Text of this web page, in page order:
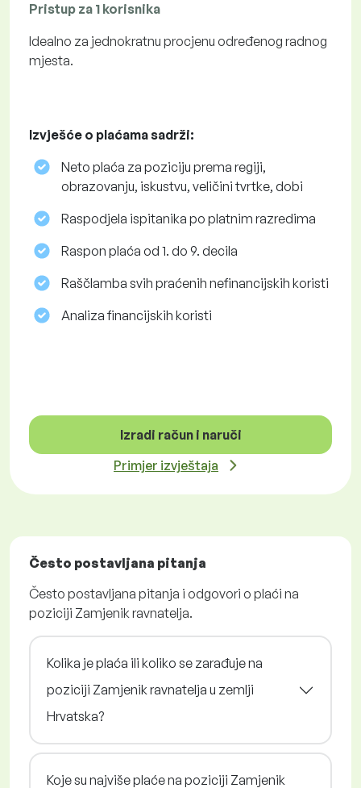
Pristup za 1 korisnika
Idealno za jednokratnu procjenu određenog radnog
mjesta.
Izvješće o plaćama sadrži:
Neto plaća za poziciju prema regiji,
obrazovanju, iskustvu, veličini tvrtke, dobi
Raspodjela ispitanika po platnim razredima
Raspon plaća od 1. do 9. decila
Raščlamba svih praćenih nefinancijskih koristi
Analiza financijskih koristi
Izradi račun i naruči
Primjer izvještaja
Često postavljana pitanja
Često postavljana pitanja i odgovori o plaći na
poziciji Zamjenik ravnatelja.
Kolika je plaća ili koliko se zarađuje na
poziciji Zamjenik ravnatelja u zemlji
Hrvatska?
Koje su najviše plaće na poziciji Zamjenik